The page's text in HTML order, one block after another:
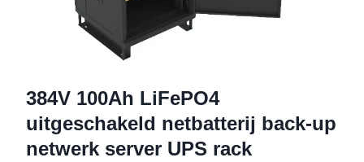
384V 100Ah LiFePO4
uitgeschakeld netbatterij back-up
netwerk server UPS rack